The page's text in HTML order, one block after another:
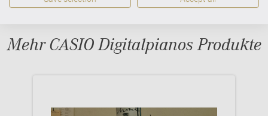
Mehr CASIO Digitalpianos Produkte